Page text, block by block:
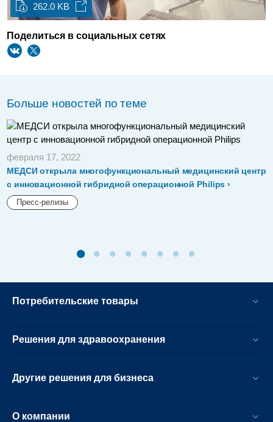
262.0 KB
Поделиться в социальных сетях
Больше новостей по теме
февраля 17, 2022
МЕДСИ открыла многофункциональный медицинский центр
с инновационной гибридной операционной Philips
Пресс-релизы
Потребительские товары
Решения для здравоохранения
Другие решения для бизнеса
О компании